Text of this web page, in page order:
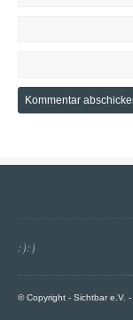
:):)
© Copyright - Sichtbar e.V. -